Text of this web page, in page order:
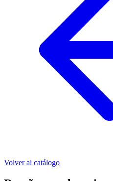
Volver al catálogo